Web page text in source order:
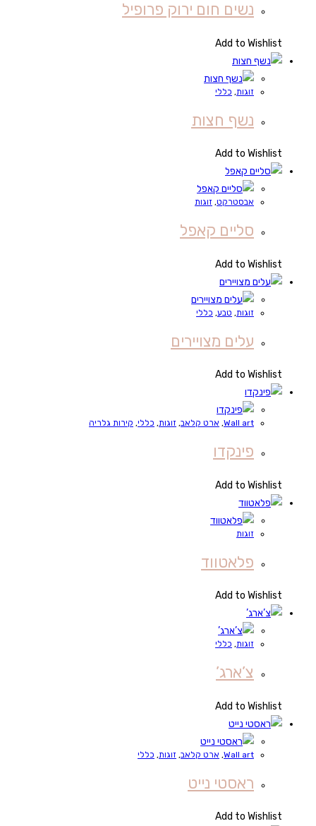
נשים חום ירוק פרופיל
Add to Wishlist
זוגות, כללי
נשף חצות
Add to Wishlist
אבסטרקט, זוגות
סליים קאפל
Add to Wishlist
זוגות, טבע, כללי
עלים מצויירים
Add to Wishlist
Wall art
, ארט קלאב, זוגות, כללי, קירות גלריה
פינקדו
Add to Wishlist
זוגות
פלאטווד
Add to Wishlist
זוגות, כללי
צ’ארג’
Add to Wishlist
Wall art
, ארט קלאב, זוגות, כללי
ראסטי נייט
Add to Wishlist